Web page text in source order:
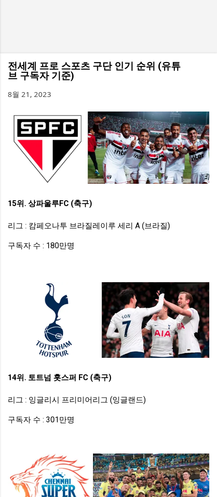
전세계 프로 스포츠 구단 인기 순위 (유튜
브 구독자 기준)
8월 21, 2023
15위. 상파울루FC (축구)
리그 : 캄페오나투 브라질레이루 세리 A (브라질)
구독자 수 : 180만명
14위. 토트넘 홋스퍼 FC (축구)
리그 : 잉글리시 프리미어리그 (잉글랜드)
구독자 수 : 301만명